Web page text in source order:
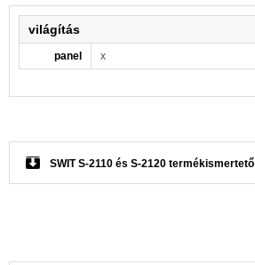
világítás
panel x
SWIT S-2110 és S-2120 termékismertető